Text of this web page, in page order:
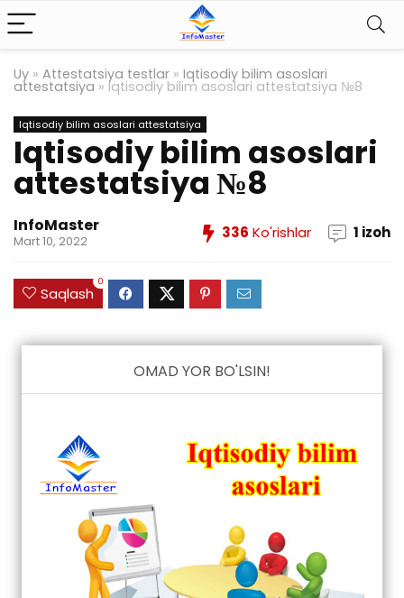
Uy » Attestatsiya testlar » Iqtisodiy bilim asoslari
attestatsiya » Iqtisodiy bilim asoslari attestatsiya №8
Iqtisodiy bilim asoslari attestatsiya
Iqtisodiy bilim asoslari
attestatsiya №8
InfoMaster
Mart 10, 2022 336 Ko'rishlar 1 izoh
Saqlash
0
OMAD YOR BO'LSIN!